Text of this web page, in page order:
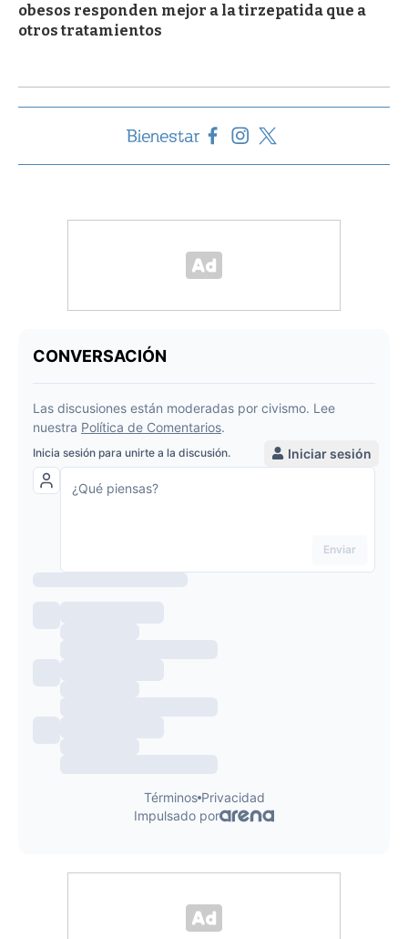
obesos responden mejor a la tirzepatida que a
otros tratamientos